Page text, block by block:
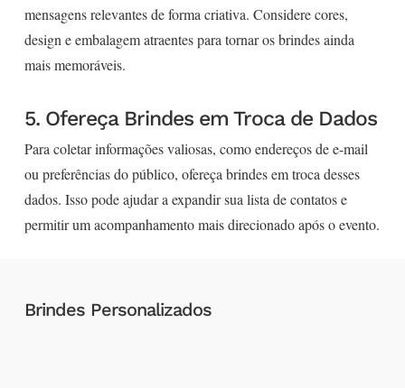
mensagens relevantes de forma criativa. Considere cores,
design e embalagem atraentes para tornar os brindes ainda
mais memoráveis.
5. Ofereça Brindes em Troca de Dados
Para coletar informações valiosas, como endereços de e-mail
ou preferências do público, ofereça brindes em troca desses
dados. Isso pode ajudar a expandir sua lista de contatos e
permitir um acompanhamento mais direcionado após o evento.
Brindes Personalizados